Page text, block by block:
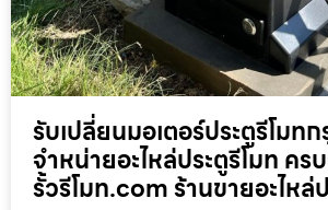
รับเปลี่ยนมอเตอร์ประตูรีโมท
จำหน่ายอะไหล่ประตูรีโมท คร
รั้วรีโมท.com ร้านขายอะไหล่